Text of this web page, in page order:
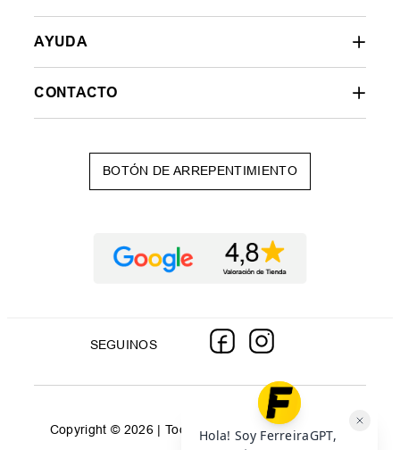
AYUDA
CONTACTO
BOTÓN DE ARREPENTIMIENTO
SEGUINOS
Copyright © 2026 | Todos los derechos reservados